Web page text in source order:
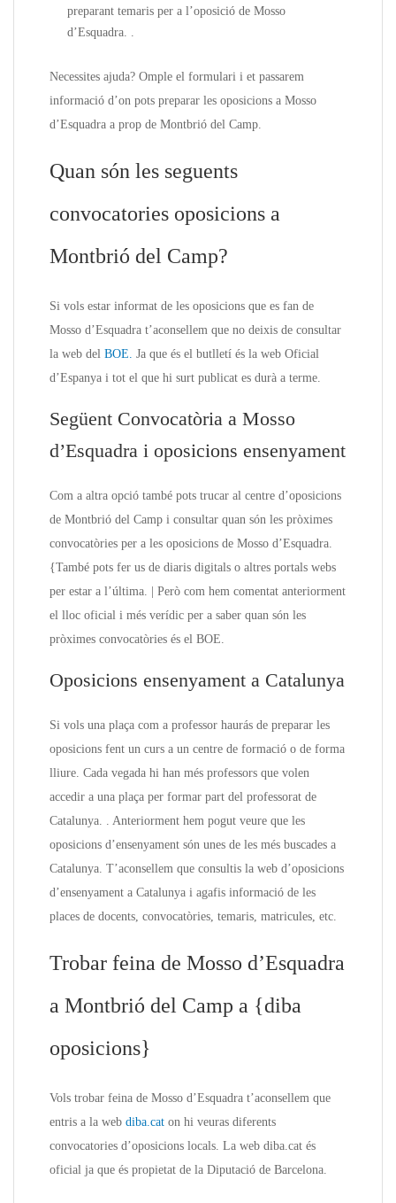
preparant temaris per a l’oposició de Mosso
d’Esquadra. .
Necessites ajuda? Omple el formulari i et passarem
informació d’on pots preparar les oposicions a Mosso
d’Esquadra a prop de Montbrió del Camp.
Quan són les seguents
convocatories oposicions a
Montbrió del Camp?
Si vols estar informat de les oposicions que es fan de
Mosso d’Esquadra t’aconsellem que no deixis de consultar
la web del BOE. Ja que és el butlletí és la web Oficial
d’Espanya i tot el que hi surt publicat es durà a terme.
Següent Convocatòria a Mosso
d’Esquadra i oposicions ensenyament
Com a altra opció també pots trucar al centre d’oposicions
de Montbrió del Camp i consultar quan són les pròximes
convocatòries per a les oposicions de Mosso d’Esquadra.
{També pots fer us de diaris digitals o altres portals webs
per estar a l’última. | Però com hem comentat anteriorment
el lloc oficial i més verídic per a saber quan són les
pròximes convocatòries és el BOE.
Oposicions ensenyament a Catalunya
Si vols una plaça com a professor haurás de preparar les
oposicions fent un curs a un centre de formació o de forma
lliure. Cada vegada hi han més professors que volen
accedir a una plaça per formar part del professorat de
Catalunya. . Anteriorment hem pogut veure que les
oposicions d’ensenyament són unes de les més buscades a
Catalunya. T’aconsellem que consultis la web d’oposicions
d’ensenyament a Catalunya i agafis informació de les
places de docents, convocatòries, temaris, matricules, etc.
Trobar feina de Mosso d’Esquadra
a Montbrió del Camp a {diba
oposicions}
Vols trobar feina de Mosso d’Esquadra t’aconsellem que
entris a la web diba.cat on hi veuras diferents
convocatories d’oposicions locals. La web diba.cat és
oficial ja que és propietat de la Diputació de Barcelona.